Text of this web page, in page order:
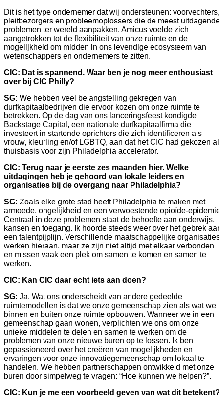
Dit is het type ondernemer dat wij ondersteunen: voorvechters,
pleitbezorgers en probleemoplossers die de meest
problemen ter wereld aanpakken. Amicus voelde zich
aangetrokken tot de flexibiliteit van onze ruimte en de
mogelijkheid om midden in ons levendige ecosysteem van
wetenschappers en ondernemers te zitten.
CIC: Dat is spannend. Waar ben je nog meer enthousiast
over bij CIC Philly?
SG: We hebben veel belangstelling gekregen van
durfkapitaalbedrijven die ervoor kozen om onze ruimte te
betrekken. Op de dag van ons lanceringsfeest kondigde
Backstage Capital, een nationale durfkapitaalfirma die
investeert in startende oprichters die zich identificeren als
vrouw, kleurling en/of LGBTQ, aan dat het CIC had gekozen
thuisbasis voor zijn Philadelphia accelerator.
CIC: Terug naar je eerste zes maanden hier. Welke
uitdagingen heb je gehoord van lokale leiders en
organisaties bij de overgang naar Philadelphia?
SG: Zoals elke grote stad heeft Philadelphia te maken met
armoede, ongelijkheid en een verwoestende opioïde-
Centraal in deze problemen staat de behoefte aan onderwijs,
kansen en toegang. Ik hoorde steeds weer over het gebrek
een talentpijplijn. Verschillende maatschappelijke
werken hieraan, maar ze zijn niet altijd met elkaar verbonden
en missen vaak een plek om samen te komen en samen te
werken.
CIC: Kan CIC daar echt iets aan doen?
SG: Ja. Wat ons onderscheidt van andere gedeelde
ruimtemodellen is dat we onze gemeenschap zien als wat we
binnen en buiten onze ruimte opbouwen. Wanneer we in een
gemeenschap gaan wonen, verplichten we ons om onze
unieke middelen te delen en samen te werken om de
problemen van onze nieuwe buren op te lossen. Ik ben
gepassioneerd over het creëren van mogelijkheden en
ervaringen voor onze innovatiegemeenschap om lokaal te
handelen. We hebben partnerschappen ontwikkeld met onze
buren door simpelweg te vragen: “Hoe kunnen we helpen?”.
CIC: Kun je me een voorbeeld geven van wat dit